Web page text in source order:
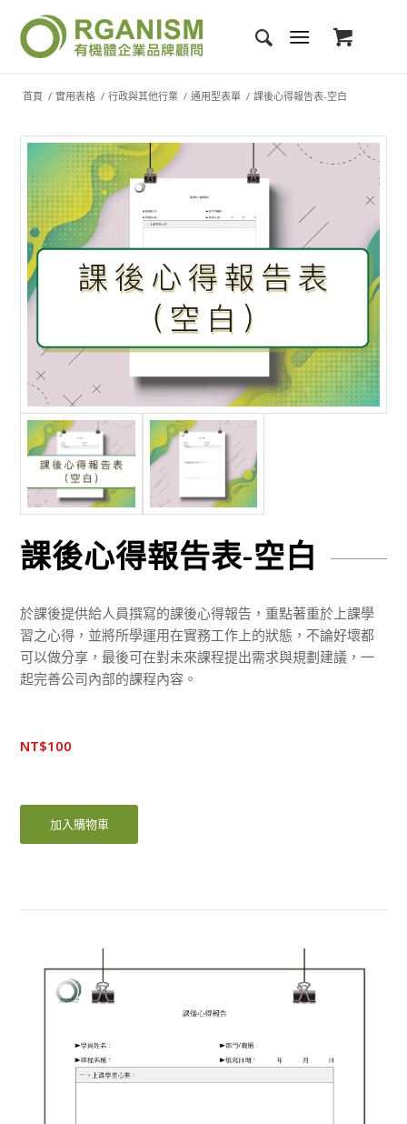
首頁 / 實用表格 / 行政與其他行業 / 通用型表單 / 課後心得報告表-空白
課後心得報告表-空白
於課後提供給人員撰寫的課後心得報告，重點著重於上課學
習之心得，並將所學運用在實務工作上的狀態，不論好壞都
可以做分享，最後可在對未來課程提出需求與規劃建議，一
起完善公司內部的課程內容。
NT$100
加入購物車